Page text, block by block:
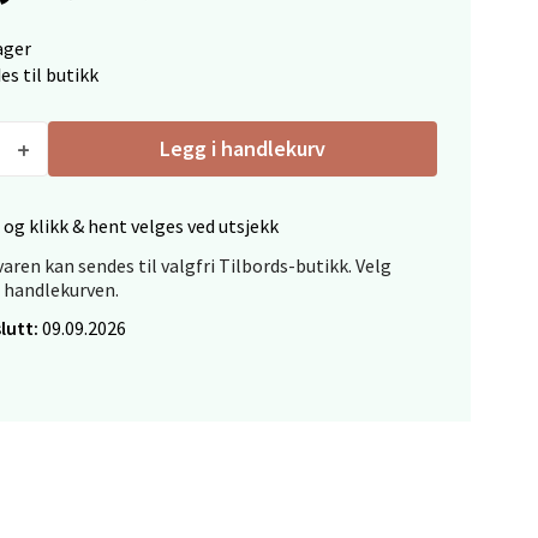
til butikk
Legg i handlekurv
klikk & hent velges ved utsjekk
kan sendes til valgfri Tilbords-butikk. Velg
09.09.2026